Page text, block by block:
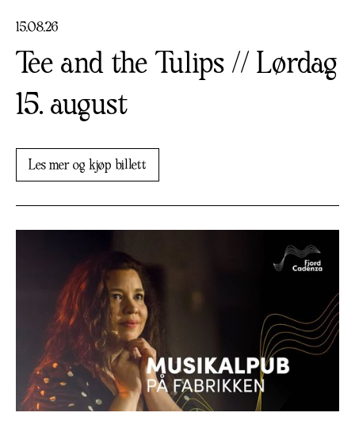
15.08.26
Tee and the Tulips // Lørdag
15. august
Les mer og kjøp billett